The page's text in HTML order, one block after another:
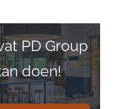
PD Group
doen!